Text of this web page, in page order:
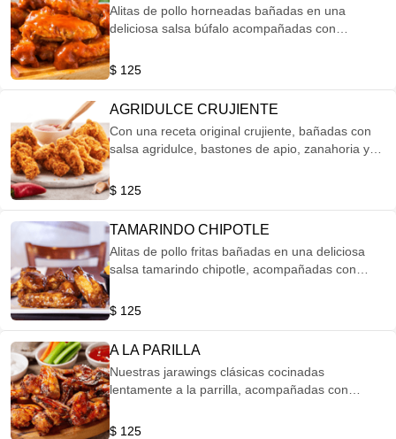
Alitas de pollo horneadas bañadas en una
deliciosa salsa búfalo acompañadas con
$ 125
AGRIDULCE CRUJIENTE
Con una receta original crujiente, bañadas con
salsa agridulce, bastones de apio, zanahoria y
$ 125
TAMARINDO CHIPOTLE
Alitas de pollo fritas bañadas en una deliciosa
salsa tamarindo chipotle, acompañadas con
$ 125
A LA PARILLA
Nuestras jarawings clásicas cocinadas
lentamente a la parrilla, acompañadas con
$ 125